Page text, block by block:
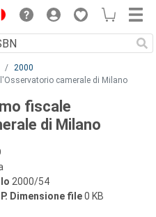
2000
camerale di Milano
fiscale
di Milano
2000/54
P. Dimensione file0 KB